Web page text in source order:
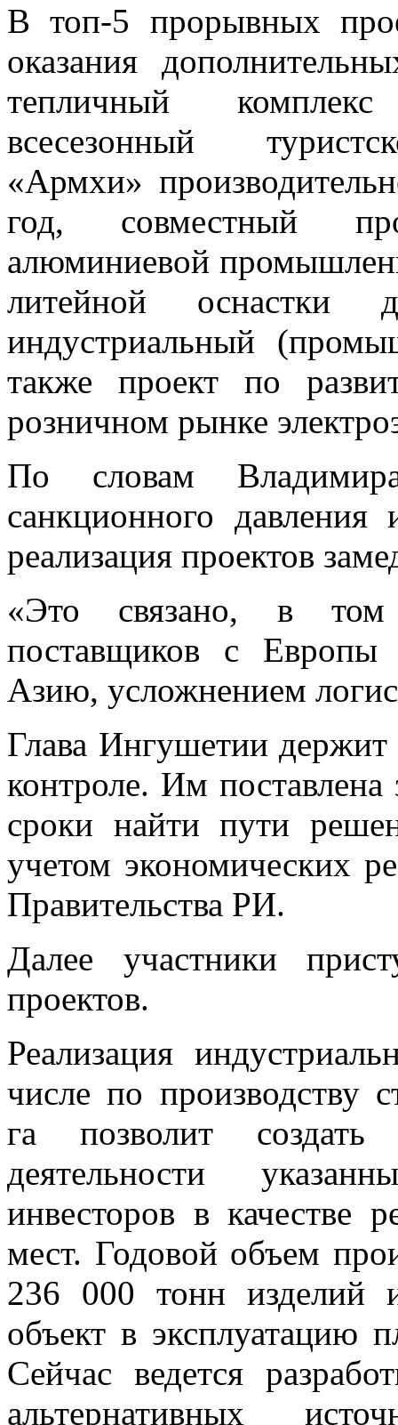
В топ-5 прорывных
оказания
тепличный
всесезонный
«Армхи»
год, совместный
алюминиевой
литейной оснастки
индустриальный
также проект по
розничном рынке
По словам
санкционного
реализация проектов
«Это связано, в том
поставщиков с
Азию, усложнением
Глава Ингушетии
контроле. Им поставлена
сроки найти пути
учетом экономических
Правительства РИ.
Далее участники
проектов.
Реализация
числе по производству
га позволит
деятельности
инвесторов в качестве
мест. Годовой объем
236 000 тонн изделий
объект в эксплуатацию
Сейчас ведется
альтернативных